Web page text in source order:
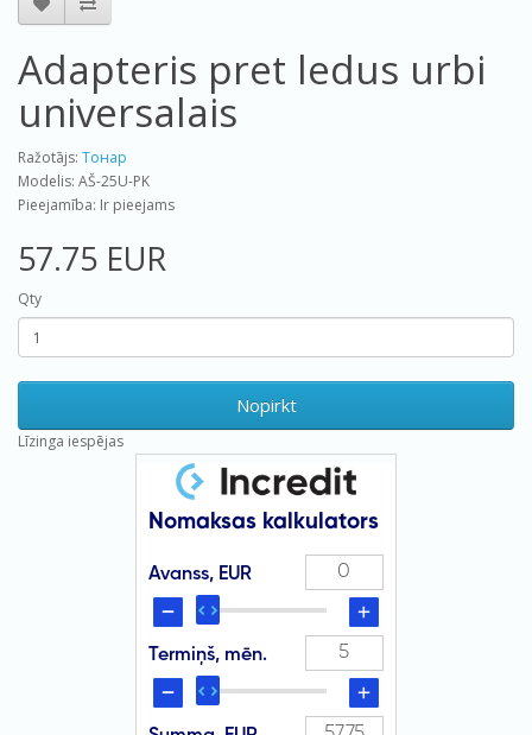
Adapteris pret ledus urbi
universalais
Ražotājs: Тонар
Modelis: AŠ-25U-PK
Pieejamība: Ir pieejams
57.75 EUR
Qty
Nopirkt
Līzinga iespējas